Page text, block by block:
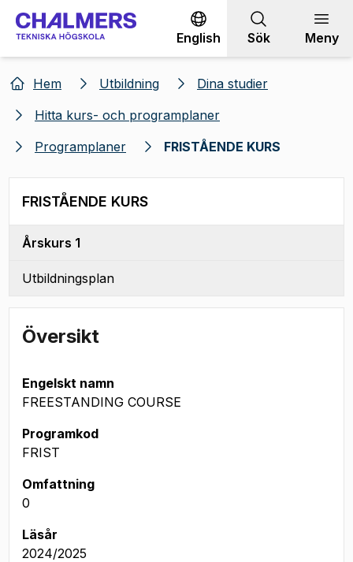
Gå till innehållet
English Sök Meny
Hem Utbildning
Dina studier
Hitta kurs- och programplaner
Programplaner
FRISTÅENDE KURS
FRISTÅENDE KURS
Årskurs 1
Utbildningsplan
Översikt
Engelskt namn
FREESTANDING COURSE
Programkod
FRIST
Omfattning
0
Läsår
2024/2025